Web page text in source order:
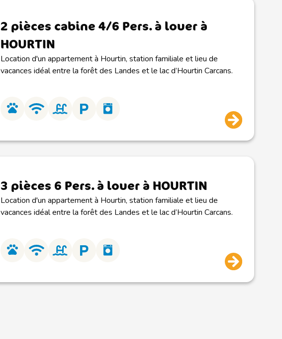
2 pièces cabine 4/6 Pers. à louer à
HOURTIN
Location d'un appartement à Hourtin, station familiale et lieu de
vacances idéal entre la forêt des Landes et le lac d’Hourtin Carcans.
3 pièces 6 Pers. à louer à HOURTIN
Location d'un appartement à Hourtin, station familiale et lieu de
vacances idéal entre la forêt des Landes et le lac d’Hourtin Carcans.